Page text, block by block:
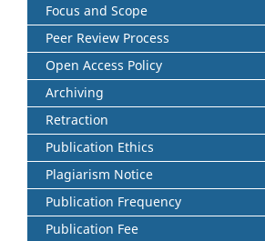
Focus and Scope
Peer Review Process
Open Access Policy
Archiving
Retraction
Publication Ethics
Plagiarism Notice
Publication Frequency
Publication Fee